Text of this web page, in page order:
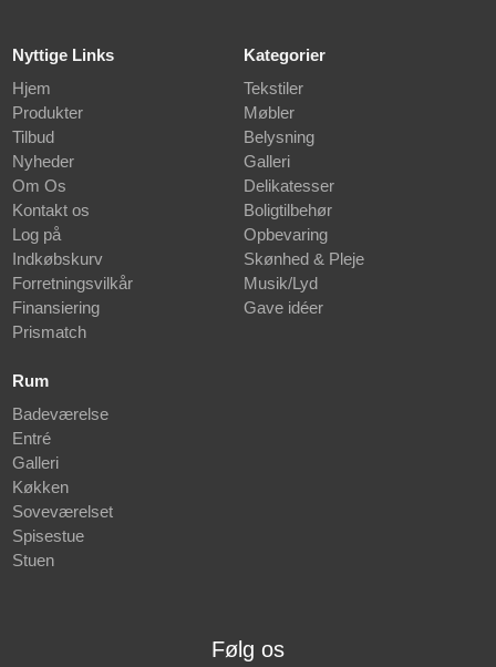
Nyttige Links
Hjem
Produkter
Tilbud
Nyheder
Om Os
Kontakt os
Log på
Indkøbskurv
Forretningsvilkår
Finansiering
Prismatch
Kategorier
Tekstiler
Møbler
Belysning
Galleri
Delikatesser
Boligtilbehør
Opbevaring
Skønhed & Pleje
Musik/Lyd
Gave idéer
Rum
Badeværelse
Entré
Galleri
Køkken
Soveværelset
Spisestue
Stuen
Følg os